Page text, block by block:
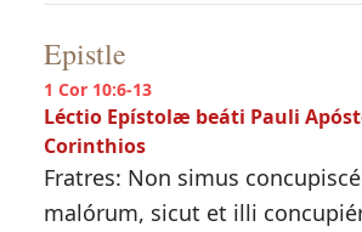
Epistle
1 Cor 10:6-13
Léctio Epístolæ beáti Pauli
Corinthios
Fratres: Non simus
malórum, sicut et illi